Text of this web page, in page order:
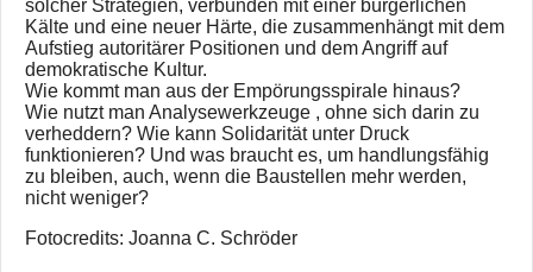
solcher Strategien, verbunden mit einer bürgerlichen
Kälte und eine neuer Härte, die zusammenhängt mit dem
Aufstieg autoritärer Positionen und dem Angriff auf
demokratische Kultur.
Wie kommt man aus der Empörungsspirale hinaus?
Wie nutzt man Analysewerkzeuge , ohne sich darin zu
verheddern? Wie kann Solidarität unter Druck
funktionieren? Und was braucht es, um handlungsfähig
zu bleiben, auch, wenn die Baustellen mehr werden,
nicht weniger?
Fotocredits: Joanna C. Schröder